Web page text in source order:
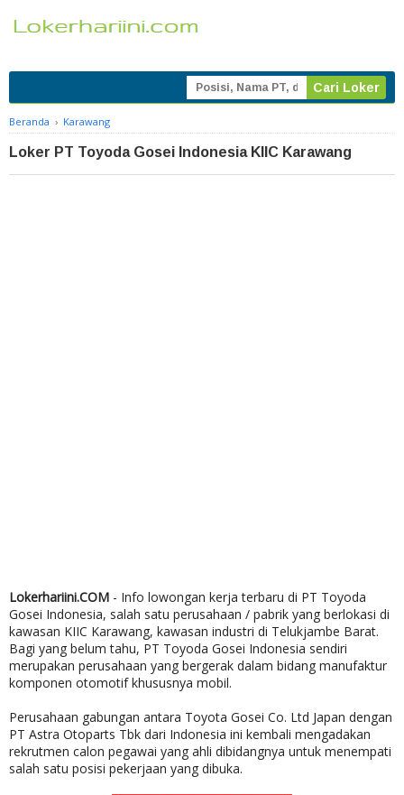
Beranda › Karawang
Loker PT Toyoda Gosei Indonesia KIIC Karawang
Lokerhariini.COM - Info lowongan kerja terbaru di PT Toyoda
Gosei Indonesia, salah satu perusahaan / pabrik yang berlokasi di
kawasan KIIC Karawang, kawasan industri di Telukjambe Barat.
Bagi yang belum tahu, PT Toyoda Gosei Indonesia sendiri
merupakan perusahaan yang bergerak dalam bidang manufaktur
komponen otomotif khususnya mobil.
Perusahaan gabungan antara Toyota Gosei Co. Ltd Japan dengan
PT Astra Otoparts Tbk dari Indonesia ini kembali mengadakan
rekrutmen calon pegawai yang ahli dibidangnya untuk menempati
salah satu posisi pekerjaan yang dibuka.